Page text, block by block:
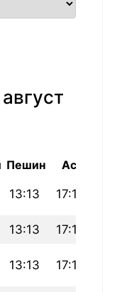
Пешин Аср
13:13 17:11
13:13 17:10
13:13 17:10